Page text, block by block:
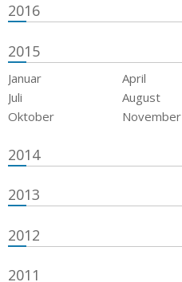
2016
2015
Januar April
Juli
August
Oktober
November
2014
2013
2012
2011